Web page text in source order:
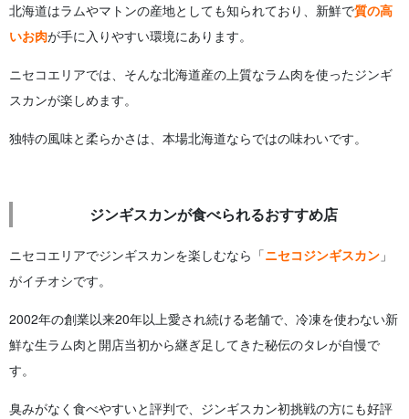
北海道はラムやマトンの産地としても知られており、新鮮で質の高
いお肉が手に入りやすい環境にあります。
ニセコエリアでは、そんな北海道産の上質なラム肉を使ったジンギ
スカンが楽しめます。
独特の風味と柔らかさは、本場北海道ならではの味わいです。
ジンギスカンが食べられるおすすめ店
ニセコエリアでジンギスカンを楽しむなら「ニセコジンギスカン 」
がイチオシです。
2002年の創業以来20年以上愛され続ける老舗で、冷凍を使わない新
鮮な生ラム肉と開店当初から継ぎ足してきた秘伝のタレが自慢で
す。
臭みがなく食べやすいと評判で、ジンギスカン初挑戦の方にも好評